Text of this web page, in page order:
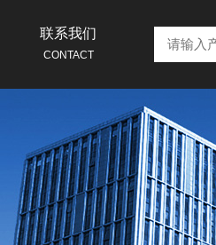
联系我们
CONTACT